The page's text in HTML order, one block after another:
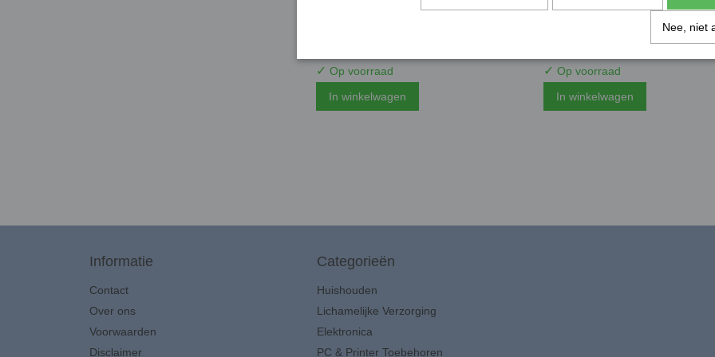
✓ Op voorraad
In winkelwagen
✓ Op voorraad
In winkelwagen
Informatie
Contact
Over ons
Voorwaarden
Disclaimer
Categorieën
Huishouden
Lichamelijke Verzorging
Elektronica
PC & Printer Toebehoren
Nee, niet